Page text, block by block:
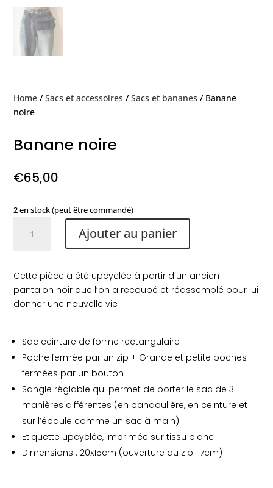
Home /Sacs et accessoires /Sacs et bananes / Banane
noire
Banane noire
€65,00
2 en stock (peut être commandé)
Ajouter au panier
Cette pièce a été upcyclée à partir d’un ancien
pantalon noir que l’on a recoupé et réassemblé pour lui
donner une nouvelle vie !
Sac ceinture de forme rectangulaire
Poche fermée par un zip + Grande et petite poches
fermées par un bouton
Sangle réglable qui permet de porter le sac de 3
manières différentes (en bandoulière, en ceinture et
sur l’épaule comme un sac à main)
Etiquette upcyclée, imprimée sur tissu blanc
Dimensions : 20x15cm (ouverture du zip: 17cm)